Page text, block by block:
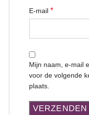
E-mail *
Mijn naam, e-mail
voor de volgende
plaats.